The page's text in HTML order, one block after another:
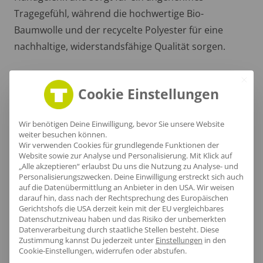
Tragegefühl, während die hochwertige Bio-
Baumwolle und der recycelte Polyester für eine
nachhaltige, widerstandsfähige Qualität sorgen.
Stylische Kapuze
Cookie Einstellungen
Wir benötigen Deine Einwilligung, bevor Sie unsere Website
weiter besuchen können.
Wir verwenden Cookies für grundlegende Funktionen der
Website sowie zur Analyse und Personalisierung. Mit Klick auf
„Alle akzeptieren“ erlaubst Du uns die Nutzung zu Analyse- und
Personalisierungszwecken. Deine Einwilligung erstreckt sich auch
auf die Datenübermittlung an Anbieter in den USA. Wir weisen
darauf hin, dass nach der Rechtsprechung des Europäischen
Gerichtshofs die USA derzeit kein mit der EU vergleichbares
Datenschutzniveau haben und das Risiko der unbemerkten
Datenverarbeitung durch staatliche Stellen besteht. Diese
Zustimmung kannst Du jederzeit unter Einstellungen in den
Cookie-Einstellungen, widerrufen oder abstufen.